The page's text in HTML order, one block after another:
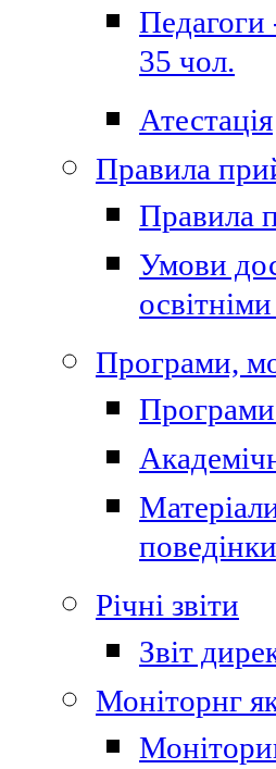
Педагоги
35 чол.
Атестація
Правила
Правила
Умови
Програми,
Річні звіти
Звіт
Моніторнг